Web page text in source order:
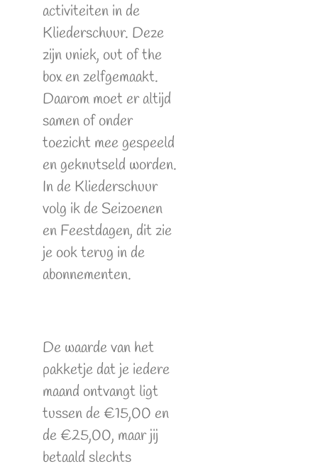
activiteiten in de
Kliederschuur. Deze
zijn uniek, out of the
box en zelfgemaakt.
Daarom moet er altijd
samen of onder
toezicht mee gespeeld
en geknutseld worden.
In de Kliederschuur
volg ik de Seizoenen
en Feestdagen, dit zie
je ook terug in de
abonnementen.
De waarde van het
pakketje dat je iedere
maand ontvangt ligt
tussen de €15,00 en
de €25,00, maar jij
betaald slechts